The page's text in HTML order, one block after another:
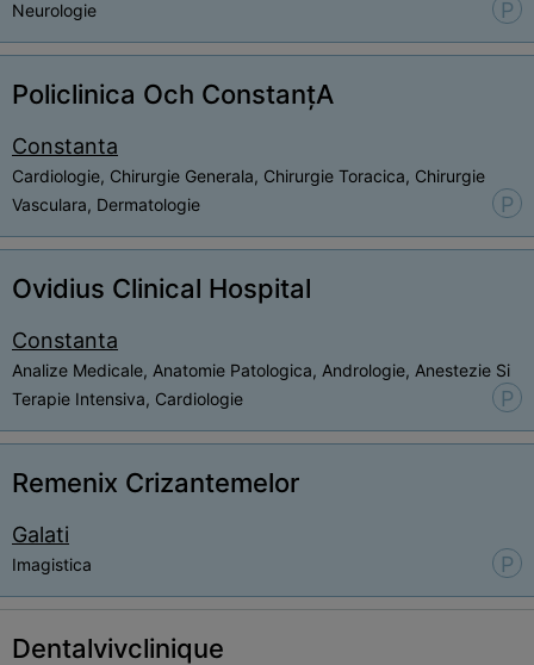
Neurologie
P
Policlinica Och ConstanțA
Constanta
Cardiologie, Chirurgie Generala, Chirurgie Toracica, Chirurgie
Vasculara, Dermatologie
P
Ovidius Clinical Hospital
Constanta
Analize Medicale, Anatomie Patologica, Andrologie, Anestezie Si
Terapie Intensiva, Cardiologie
P
Remenix Crizantemelor
Galati
Imagistica P
Dentalvivclinique